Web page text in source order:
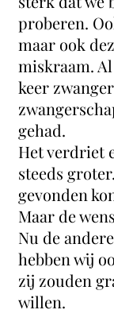
proberen.
maar ook
miskraam.
keer
gehad.
Het verdriet
steeds
gevonden
Maar de
Nu de
hebben wij
zij zouden
willen.